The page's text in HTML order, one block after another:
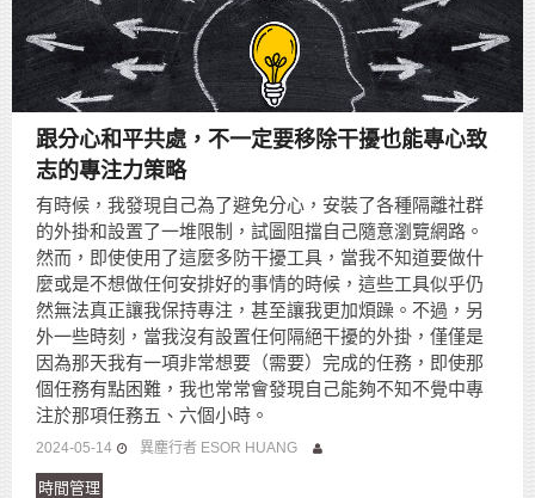
跟分心和平共處，不一定要移除干擾也能專心致
志的專注力策略
有時候，我發現自己為了避免分心，安裝了各種隔離社群
的外掛和設置了一堆限制，試圖阻擋自己隨意瀏覽網路。
然而，即使使用了這麼多防干擾工具，當我不知道要做什
麼或是不想做任何安排好的事情的時候，這些工具似乎仍
然無法真正讓我保持專注，甚至讓我更加煩躁。不過，另
外一些時刻，當我沒有設置任何隔絕干擾的外掛，僅僅是
因為那天我有一項非常想要（需要）完成的任務，即使那
個任務有點困難，我也常常會發現自己能夠不知不覺中專
注於那項任務五、六個小時。
2024-05-14 異塵行者 ESOR HUANG
時間管理